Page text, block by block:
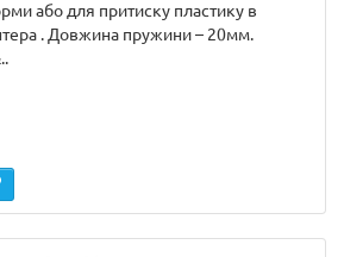
або для притиску пластику в
. Довжина пружини – 20мм.